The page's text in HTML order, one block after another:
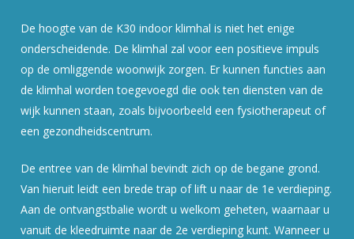
De hoogte van de K30 indoor klimhal is niet het enige
onderscheidende. De klimhal zal voor een positieve impuls
op de omliggende woonwijk zorgen. Er kunnen functies aan
de klimhal worden toegevoegd die ook ten diensten van de
wijk kunnen staan, zoals bijvoorbeeld een fysiotherapeut of
een gezondheidscentrum.
De entree van de klimhal bevindt zich op de begane grond.
Van hieruit leidt een brede trap of lift u naar de 1e verdieping.
Aan de ontvangstbalie wordt u welkom geheten, waarnaar u
vanuit de kleedruimte naar de 2e verdieping kunt. Wanneer u